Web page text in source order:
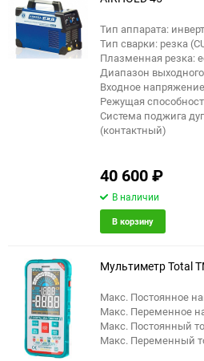
Тип аппарата:
Тип сварки: резка
Плазменная резка:
Диапазон
Входное
Режущая
Система поджига
(контактный)
40 600₽
В наличии
В корзину
Мультиметр Total
Макс. Постоянное
Макс. Переменное
Макс. Постоянный
Макс. Переменный